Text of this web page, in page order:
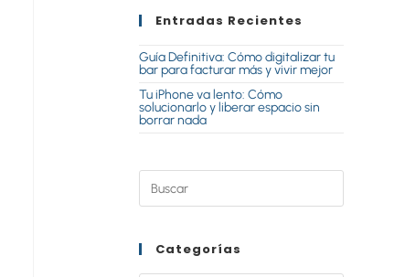
Entradas Recientes
Guía Definitiva: Cómo digitalizar tu
bar para facturar más y vivir mejor
Tu iPhone va lento: Cómo
solucionarlo y liberar espacio sin
borrar nada
Categorías